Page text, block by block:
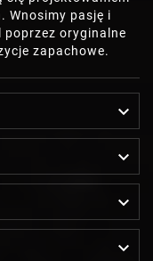
Wnosimy pasję i
poprzez oryginalne
zapachowe.



